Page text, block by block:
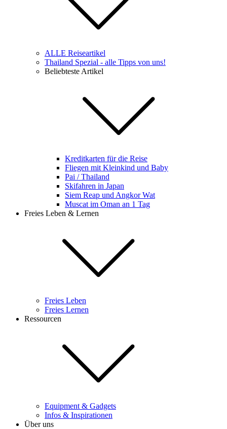
ALLE Reiseartikel
Thailand Spezial - alle Tipps von uns!
Beliebteste Artikel
Kreditkarten für die Reise
Fliegen mit Kleinkind und Baby
Pai / Thailand
Skifahren in Japan
Siem Reap und Angkor Wat
Muscat im Oman an 1 Tag
Freies Leben & Lernen
Freies Leben
Freies Lernen
Ressourcen
Equipment & Gadgets
Infos & Inspirationen
Über uns